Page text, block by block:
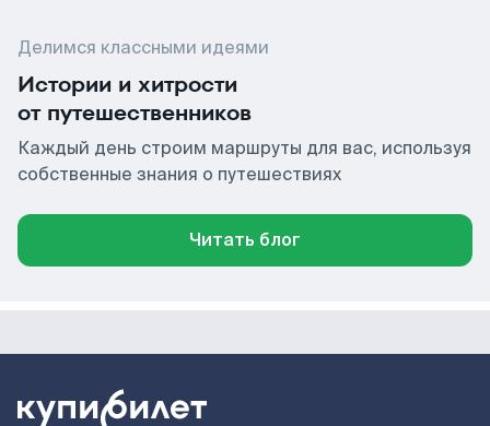
Делимся классными идеями
Истории и хитрости
от путешественников
Каждый день строим маршруты для вас, используя
собственные знания о путешествиях
Читать блог